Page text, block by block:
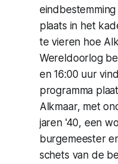
plaats in het
te vieren hoe
Wereldoorlog
en 16:00 uur
programma
Alkmaar, met
jaren '40, een
burgemeester
schets van de